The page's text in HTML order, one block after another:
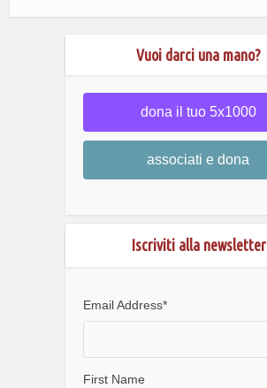
Vuoi darci una mano?
dona il tuo 5x1000
associati e dona
Iscriviti alla newsletter
Email Address*
First Name